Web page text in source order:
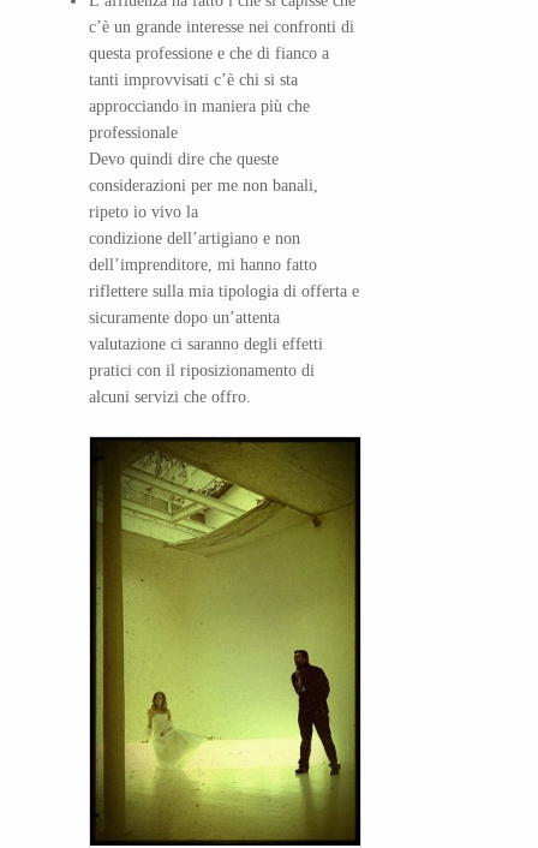
c’è un grande interesse nei confronti di
questa professione e che di fianco a
tanti improvvisati c’è chi si sta
approcciando in maniera più che
professionale
Devo quindi dire che queste
considerazioni per me non banali,
ripeto io vivo la
condizione dell’artigiano e non
dell’imprenditore, mi hanno fatto
riflettere sulla mia tipologia di offerta e
sicuramente dopo un’attenta
valutazione ci saranno degli effetti
pratici con il riposizionamento di
alcuni servizi che offro.